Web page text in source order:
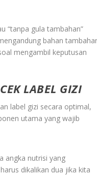
“tanpa gula tambahan”
bahan
mengambil keputusan
LABEL GIZI
label gizi secara optimal,
utama yang wajib
angka nutrisi yang
dikalikan dua jika kita